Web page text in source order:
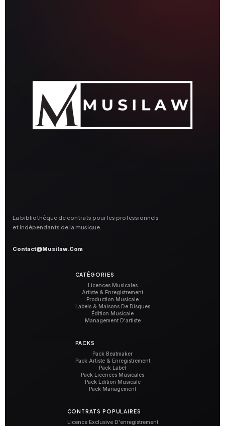
La bibliothèque de contrats pour les professionnels
et indépendants de la musique.
Contact@musilaw.com
CATÉGORIES
Licences Musicales
Artiste & Enregistrement
Production Musicale
Labels & Maisons De Disques
Édition Musicale
Management D'artiste
PACKS
Pack Beatmaker
Pack Artiste & Enregistrement
Pack Label
Pack Licences Musicales
Pack Édition Musicale
Pack Management
CONTRATS POPULAIRES
Licence Exclusive D'enregistrement